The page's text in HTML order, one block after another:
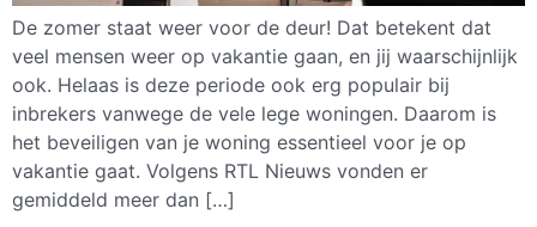
De zomer staat weer voor de deur! Dat betekent dat
veel mensen weer op vakantie gaan, en jij waarschijnlijk
ook. Helaas is deze periode ook erg populair bij
inbrekers vanwege de vele lege woningen. Daarom is
het beveiligen van je woning essentieel voor je op
vakantie gaat. Volgens RTL Nieuws vonden er
gemiddeld meer dan […]